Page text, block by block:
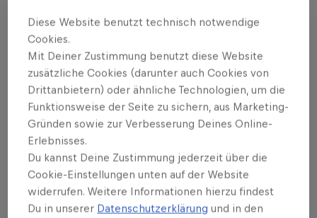
Das Neueste
Diese Website benutzt technisch notwendige
Cookies.
Mit Deiner Zustimmung benutzt diese Website
zusätzliche Cookies (darunter auch Cookies von
Drittanbietern) oder ähnliche Technologien, um die
Funktionsweise der Seite zu sichern, aus Marketing-
Gründen sowie zur Verbesserung Deines Online-
Erlebnisses.
Du kannst Deine Zustimmung jederzeit über die
Cookie-Einstellungen unten auf der Website
widerrufen. Weitere Informationen hierzu findest
Du in unserer Datenschutzerklärung und in den